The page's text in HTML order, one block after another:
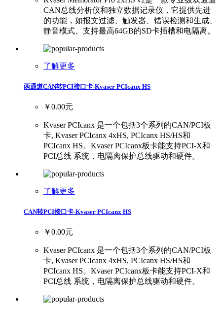
CAN总线分析仪和独立数据记录仪，它提供先进
的功能，如报文过滤、触发器、错误检测和生成、
静音模式、支持最高64GB的SD卡插槽和电隔离。
了解更多
两通道CAN转PCI接口卡-Kvaser PCIcanx HS
￥0.00元
Kvaser PCIcanx 是一个包括3个系列的CAN/PCI板
卡, Kvaser PCIcanx 4xHS, PCIcanx HS/HS和
PCIcanx HS。Kvaser PCIcanx板卡能支持PCI-X和
PCI总线 系统，电隔离保护总线驱动和硬件。
了解更多
CAN转PCI接口卡-Kvaser PCIcanx HS
￥0.00元
Kvaser PCIcanx 是一个包括3个系列的CAN/PCI板
卡, Kvaser PCIcanx 4xHS, PCIcanx HS/HS和
PCIcanx HS。Kvaser PCIcanx板卡能支持PCI-X和
PCI总线 系统，电隔离保护总线驱动和硬件。